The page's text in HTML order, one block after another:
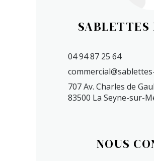
04 94 87 25 64
707 Av. Charles de
83500 La Seyne-sur-
NOUS